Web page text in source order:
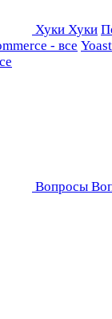
Хуки Хуки
- все
Вопросы